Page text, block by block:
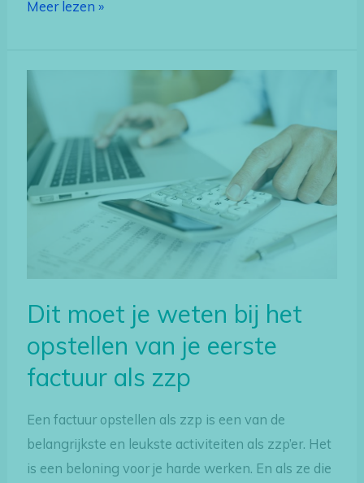
Meer lezen »
Dit moet je weten bij het
opstellen van je eerste
factuur als zzp
Een factuur opstellen als zzp is een van de
belangrijkste en leukste activiteiten als zzp’er. Het
is een beloning voor je harde werken. En als ze die
moet
weten
bij
het
eerste
factuur
als
zzp